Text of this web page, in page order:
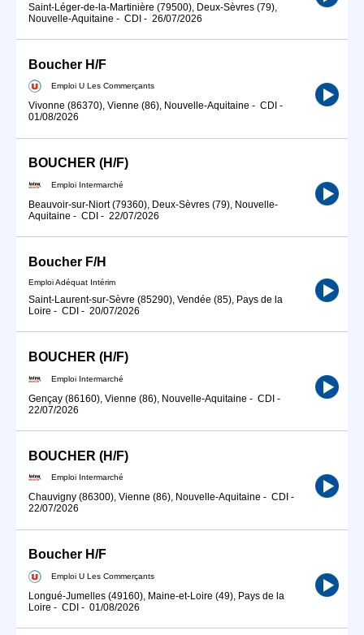
Saint-Léger-de-la-Martinière (79500), Deux-Sèvres (79),
Nouvelle-Aquitaine - CDI - 26/07/2026
Boucher H/F
Emploi U Les Commerçants
Vivonne (86370), Vienne (86), Nouvelle-Aquitaine - CDI -
01/08/2026
BOUCHER (H/F)
Emploi Intermarché
Beauvoir-sur-Niort (79360), Deux-Sèvres (79), Nouvelle-
Aquitaine - CDI - 22/07/2026
Boucher F/H
Emploi Adéquat Intérim
Saint-Laurent-sur-Sèvre (85290), Vendée (85), Pays de la
Loire - CDI - 20/07/2026
BOUCHER (H/F)
Emploi Intermarché
Gençay (86160), Vienne (86), Nouvelle-Aquitaine - CDI -
22/07/2026
BOUCHER (H/F)
Emploi Intermarché
Chauvigny (86300), Vienne (86), Nouvelle-Aquitaine - CDI -
22/07/2026
Boucher H/F
Emploi U Les Commerçants
Longué-Jumelles (49160), Maine-et-Loire (49), Pays de la
Loire - CDI - 01/08/2026